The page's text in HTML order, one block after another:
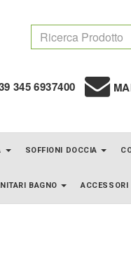
345 6937400
SOFFIONI DOCCIA
BAGNO ACCESSORI